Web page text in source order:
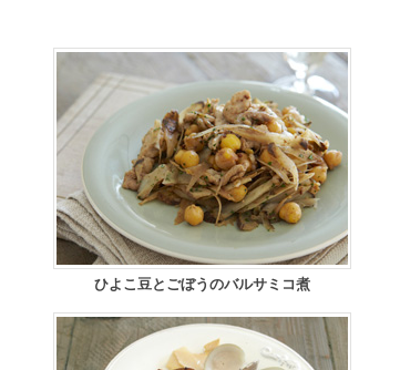
ひよこ豆とごぼうのバルサミコ煮